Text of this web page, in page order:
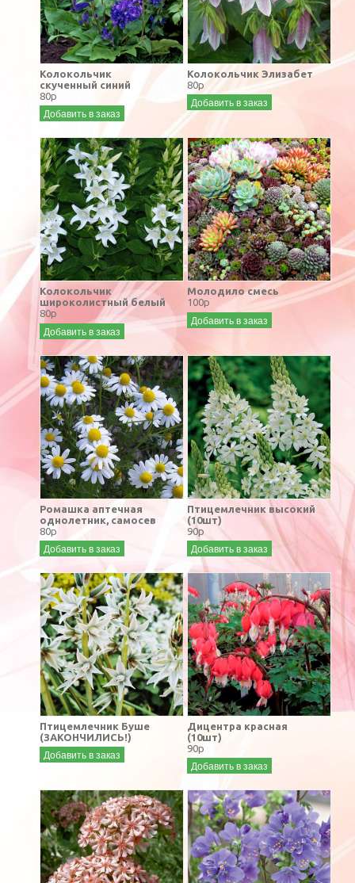
Колокольчик
скученный синий
80р
Добавить в заказ
Колокольчик Элизабет
80р
Добавить в заказ
Колокольчик
широколистный белый
80р
Добавить в заказ
Молодило смесь
100р
Добавить в заказ
Ромашка аптечная
однолетник, самосев
80р
Добавить в заказ
Птицемлечник высокий
(10шт)
90р
Добавить в заказ
Птицемлечник Буше
(ЗАКОНЧИЛИСЬ!)
Добавить в заказ
Дицентра красная
(10шт)
90р
Добавить в заказ